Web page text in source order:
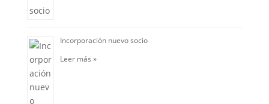
Incorporación nuevo socio
Leer más »